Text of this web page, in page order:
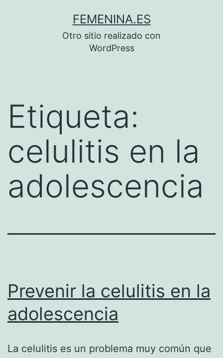
FEMENINA.ES
Otro sitio realizado con
WordPress
Etiqueta:
celulitis en la
adolescencia
Prevenir la celulitis en la
adolescencia
La celulitis es un problema muy común que